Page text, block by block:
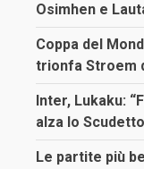
Osimhen e
Coppa del
trionfa Stroem
Inter, Lukaku:
alza lo
Le partite più